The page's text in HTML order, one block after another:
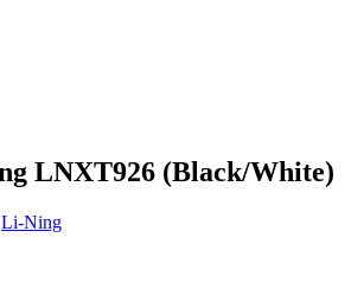
LNXT926 (Black/White)
Li-Ning